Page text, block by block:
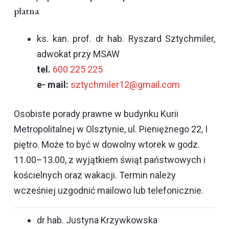
płatna
ks. kan. prof. dr hab. Ryszard Sztychmiler,
adwokat przy MSAW
tel. 600 225 225
e- mail: sztychmiler12@gmail.com
Osobiste porady prawne w budynku Kurii
Metropolitalnej w Olsztynie, ul. Pieniężnego 22, I
piętro. Może to być w dowolny wtorek w godz.
11.00–13.00, z wyjątkiem świąt państwowych i
kościelnych oraz wakacji. Termin należy
wcześniej uzgodnić mailowo lub telefonicznie.
dr hab. Justyna Krzywkowska